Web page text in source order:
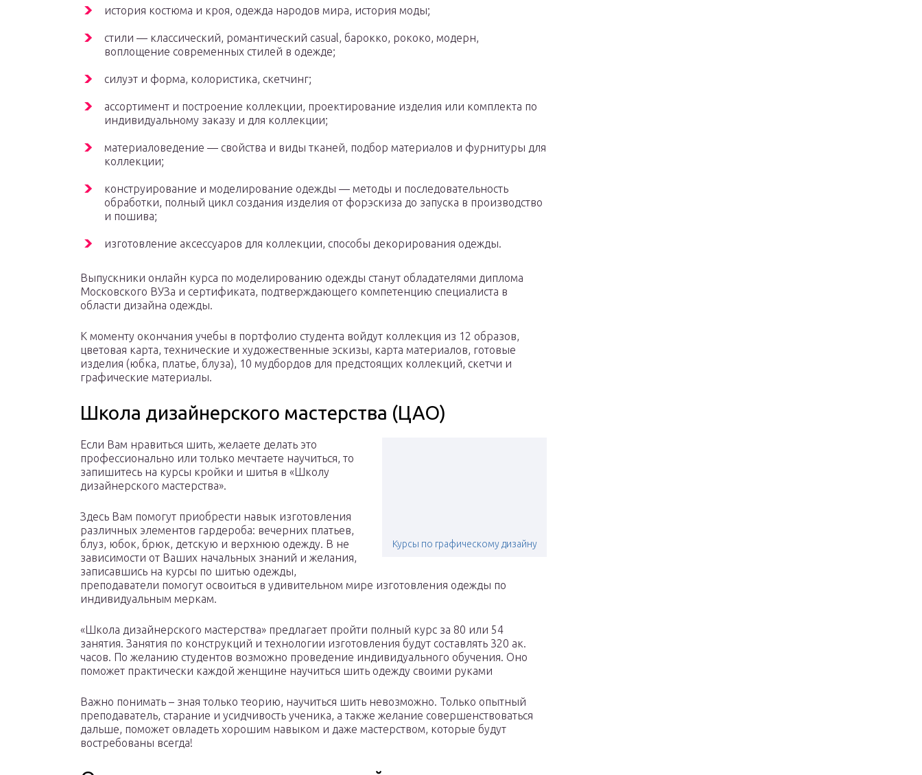
история костюма и кроя, одежда народов мира, история моды;
стили — классический, романтический casual, барокко, рококо, модерн,
воплощение современных стилей в одежде;
силуэт и форма, колористика, скетчинг;
ассортимент и построение коллекции, проектирование изделия или комплекта по
индивидуальному заказу и для коллекции;
материаловедение — свойства и виды тканей, подбор материалов и фурнитуры для
коллекции;
конструирование и моделирование одежды — методы и последовательность
обработки, полный цикл создания изделия от форэскиза до запуска в производство
и пошива;
изготовление аксессуаров для коллекции, способы декорирования одежды.
Выпускники онлайн курса по моделированию одежды станут обладателями диплома
Московского ВУЗа и сертификата, подтверждающего компетенцию специалиста в
области дизайна одежды.
К моменту окончания учебы в портфолио студента войдут коллекция из 12 образов,
цветовая карта, технические и художественные эскизы, карта материалов, готовые
изделия (юбка, платье, блуза), 10 мудбордов для предстоящих коллекций, скетчи и
графические материалы.
Школа дизайнерского мастерства (ЦАО)
Курсы по графическому дизайну
Если Вам нравиться шить, желаете делать это
профессионально или только мечтаете научиться, то
запишитесь на курсы кройки и шитья в «Школу
дизайнерского мастерства».
Здесь Вам помогут приобрести навык изготовления
различных элементов гардероба: вечерних платьев,
блуз, юбок, брюк, детскую и верхнюю одежду. В не
зависимости от Ваших начальных знаний и желания,
записавшись на курсы по шитью одежды,
преподаватели помогут освоиться в удивительном мире изготовления одежды по
индивидуальным меркам.
«Школа дизайнерского мастерства» предлагает пройти полный курс за 80 или 54
занятия. Занятия по конструкций и технологии изготовления будут составлять 320 ак.
часов. По желанию студентов возможно проведение индивидуального обучения. Оно
поможет практически каждой женщине научиться шить одежду своими руками
Важно понимать – зная только теорию, научиться шить невозможно. Только опытный
преподаватель, старание и усидчивость ученика, а также желание совершенствоваться
дальше, поможет овладеть хорошим навыком и даже мастерством, которые будут
востребованы всегда!